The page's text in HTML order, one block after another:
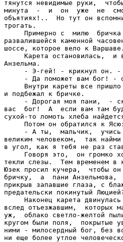
тянутся невидимые руки,
минута  -  и  он  уже  не
объятиях!..  Но тут он
трогать.
Примерно с  милю
развалившейся каменной
шоссе, которое вело к Варшаве.
Карета остановилась,  и
Анзельма.
- Э-гей! - крикнул он. -
- Да поможет вам бог! -
Внутри кареты все
и подбежал к бричке.
- Дорогая моя пани,  -
вас  бог!  А  если вам там
сухой-то ломоть хлеба
     Потом он обратился к Ясю:
- А ты,  мальчик,
великим человеком,  так
в угол, как я тебя не раз
Говоря это,  он громко
текли слезы.  Тем временем в
Юзек просил кучера,  чтобы
бричку,  а  пани Анзельмова,
прикрыв запавшие глаза, с
предательски покинутый
Наконец карета
вслед отъезжавшим,  которых
уж,  облако светло-желтой
кругом были поля,  покрытые
ними - милосердный бог, без
ни еще более утлое